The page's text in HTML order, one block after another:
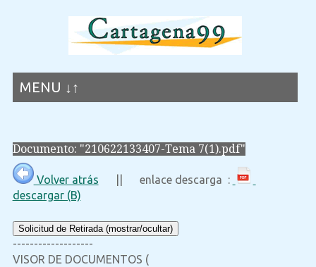
MENU ↓↑
Documento: "210622133407-Tema 7(1).pdf"
Volver atrás || enlace descarga :
descargar (B)
Solicitud de Retirada (mostrar/ocultar)
-------------------
VISOR DE DOCUMENTOS (